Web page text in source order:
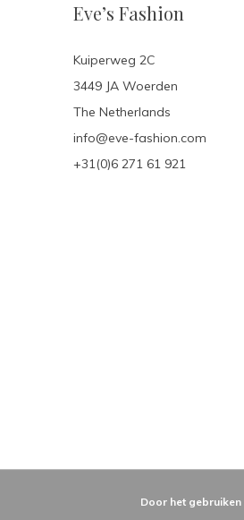
Eve’s Fashion
Kuiperweg 2C
3449 JA Woerden
The Netherlands
info@eve-fashion.com
+31(0)6 271 61 921
Door het